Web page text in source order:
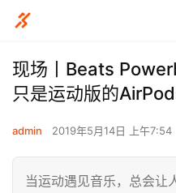
现场丨Beats
只是运动版的
admin 2019年5月14日 上午7:54
当运动遇见音乐，总会让